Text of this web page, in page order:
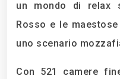
un mondo di relax
Rosso e le
uno scenario
Con 521 camere